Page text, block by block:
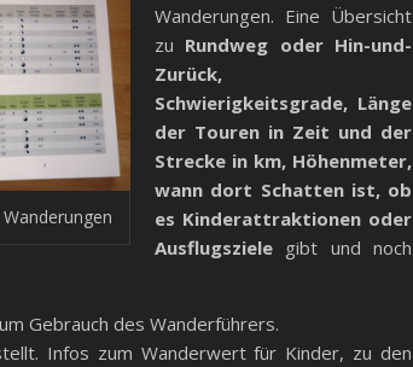
Wanderungen. Eine Übersicht
zu Rundweg oder Hin-und-
Zurück,
Schwierigkeitsgrade, Länge
der Touren in Zeit und der
Strecke in km, Höhenmeter,
wann dort Schatten ist, ob
es Kinderattraktionen oder
Ausflugsziele gibt und noch
Gebrauch des Wanderführers.
Infos zum Wanderwert für Kinder, zu den